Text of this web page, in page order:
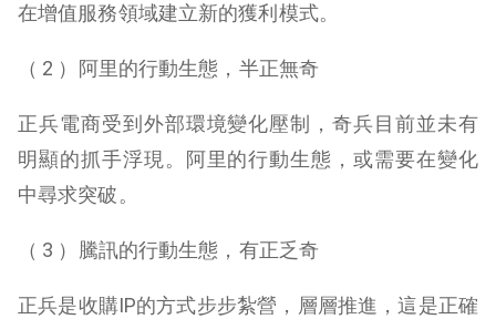
在增值服務領域建立新的獲利模式。
（ 2 ）阿里的行動生態，半正無奇
正兵電商受到外部環境變化壓制，奇兵目前並未有
明顯的抓手浮現。阿里的行動生態，或需要在變化
中尋求突破。
（ 3 ）騰訊的行動生態，有正乏奇
正兵是收購IP的方式步步紮營，層層推進，這是正確